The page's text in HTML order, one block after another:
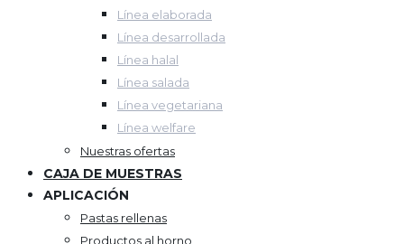
Línea elaborada
Línea desarrollada
Línea halal
Línea salada
Línea vegetariana
Línea welfare
Nuestras ofertas
CAJA DE MUESTRAS
APLICACIÓN
Pastas rellenas
Productos al horno